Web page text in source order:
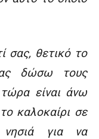
σας, θετικό το
δώσω τους
είναι άνω
καλοκαίρι σε
για να